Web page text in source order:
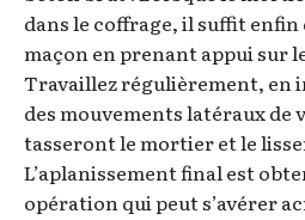
dans le coffrage, il suffit enfin
maçon en prenant appui sur
Travaillez régulièrement, en
des mouvements latéraux de
tasseront le mortier et le
L’aplanissement final est
opération qui peut s’avérer